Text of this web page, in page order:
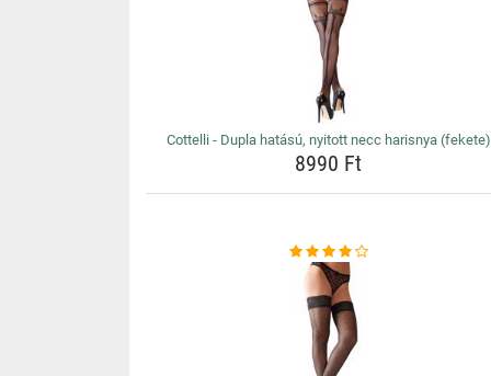
Cottelli - Dupla hatású, nyitott necc harisnya (fekete)
8990 Ft